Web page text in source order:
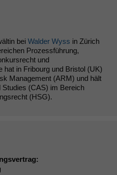
bei Walder Wyss in Zürich
Prozessführung,
und
hat in Fribourg und Bristol (UK)
Management (ARM) und hält
(CAS) im Bereich
(HSG).